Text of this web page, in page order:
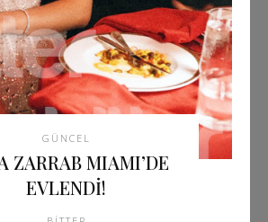
GÜNCEL
ZARRAB MIAMI’DE
EVLENDİ!